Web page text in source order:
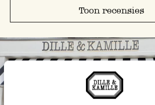
Toon recensies